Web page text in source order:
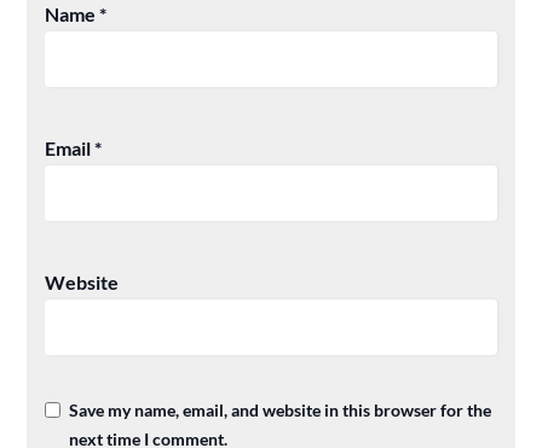
Name*
Email*
Website
Save my name, email, and website in this browser for the
next time I comment.